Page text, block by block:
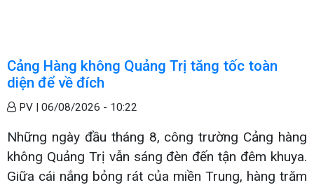
Cảng Hàng không Quảng Trị tăng tốc toàn
diện để về đích
PV | 06/08/2026 - 10:22
Những ngày đầu tháng 8, công trường Cảng hàng
không Quảng Trị vẫn sáng đèn đến tận đêm khuya.
Giữa cái nắng bỏng rát của miền Trung, hàng trăm